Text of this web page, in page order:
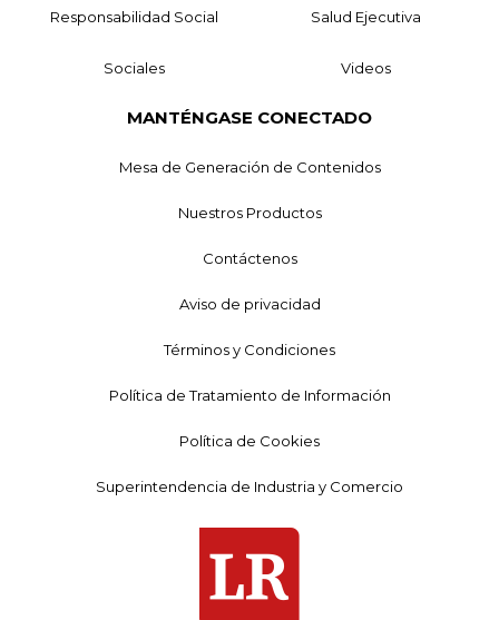
Responsabilidad Social Salud Ejecutiva
Sociales Videos
MANTÉNGASE CONECTADO
Mesa de Generación de Contenidos
Nuestros Productos
Contáctenos
Aviso de privacidad
Términos y Condiciones
Política de Tratamiento de Información
Política de Cookies
Superintendencia de Industria y Comercio